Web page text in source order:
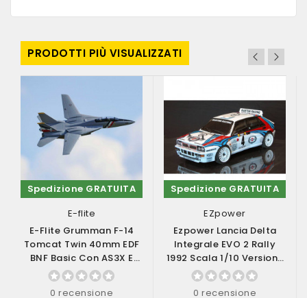
PRODOTTI PIÙ VISUALIZZATI
Spedizione GRATUITA
E-flite
E-Flite Grumman F-14
Tomcat Twin 40mm EDF
BNF Basic Con AS3X E
SAFE Select...
0 recensione
Spedizione GRATUITA
EZpower
Ezpower Lancia Delta
Integrale EVO 2 Rally
1992 Scala 1/10 Versione
RTR (art....
0 recensione